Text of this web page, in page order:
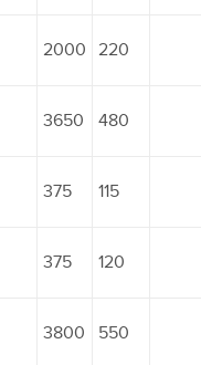
2000 220
3650 480
375 115
375 120
3800 550